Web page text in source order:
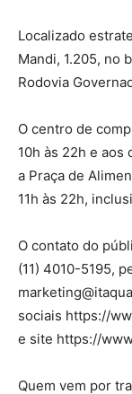
Localizado
Mandi, 1.205, no
Rodovia
O centro de
10h às 22h e aos
a Praça de
11h às 22h,
O contato do
(11) 4010-5195,
sociais https://
e site https://
Quem vem por